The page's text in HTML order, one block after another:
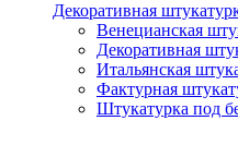
Декоративная
Венецианская
Декоративная
Итальянская
Фактурная
Штукатурка под